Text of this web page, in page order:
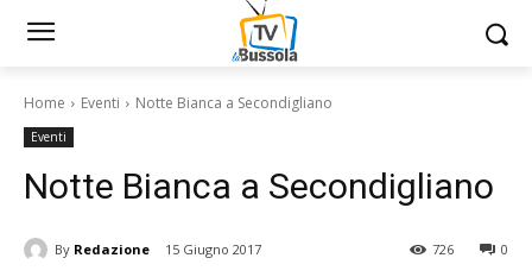
Home Eventi Notte Bianca a Secondigliano
Eventi
Notte Bianca a Secondigliano
By Redazione 15 Giugno 2017 0
726